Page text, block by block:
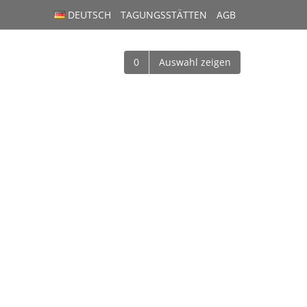
DEUTSCH TAGUNGSSTÄTTEN AGB
0 Auswahl zeigen